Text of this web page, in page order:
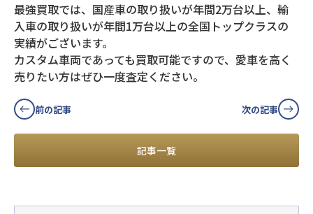
最強買取では、国産車の取り扱いが年間2万台以上、輸
入車の取り扱いが年間1万台以上の全国トップクラスの
実績がございます。
カスタム車両であっても買取可能ですので、愛車を高く
売りたい方はぜひ一度査定ください。
前の記事
記事一覧
次の記事